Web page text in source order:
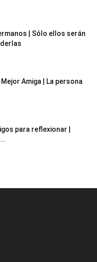
| Sólo ellos serán
Amiga | La persona
para reflexionar |